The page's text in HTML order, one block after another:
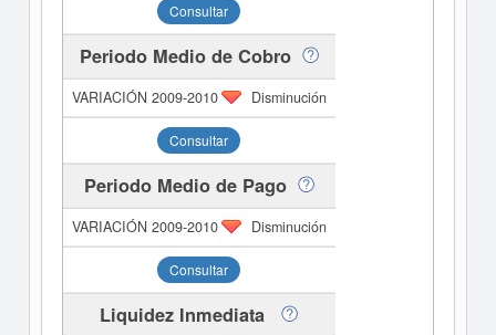
Consultar
Periodo Medio de Cobro
Disminución
Consultar
Periodo Medio de Pago
Disminución
Consultar
Liquidez Inmediata